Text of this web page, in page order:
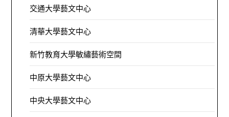
交通大學藝文中心
清華大學藝文中心
新竹教育大學敏繡藝術空間
中原大學藝文中心
中央大學藝文中心